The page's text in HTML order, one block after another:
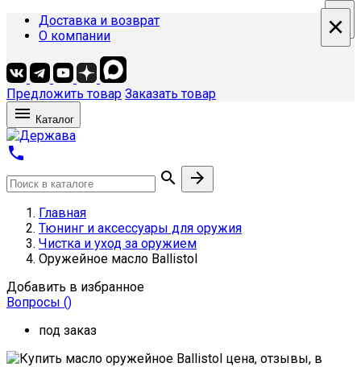
Доставка и возврат
О компании
Предложить товар Заказать товар
 Каталог



Главная
Тюнинг и аксессуары для оружия
Чистка и уход за оружием
Оружейное масло Ballistol
Добавить в избранное
Вопросы ()
под заказ
×
×
×
×